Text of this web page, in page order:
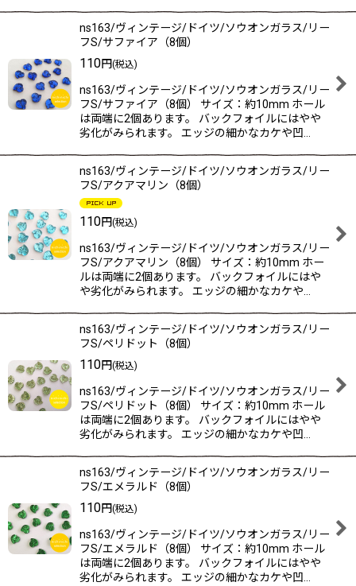
ns163/ヴィンテージ/ドイツ/ソウオンガラス/リー
フS/サファイア（8個）
110円(税込)
ns163/ヴィンテージ/ドイツ/ソウオンガラス/リー
フS/サファイア（8個） サイズ：約10mm ホール
は両端に2個あります。 バックフォイルにはやや
劣化がみられます。 エッジの細かなカケや凹…
ns163/ヴィンテージ/ドイツ/ソウオンガラス/リー
フS/アクアマリン（8個）
110円(税込)
ns163/ヴィンテージ/ドイツ/ソウオンガラス/リー
フS/アクアマリン（8個） サイズ：約10mm ホー
ルは両端に2個あります。 バックフォイルにはや
や劣化がみられます。 エッジの細かなカケや…
ns163/ヴィンテージ/ドイツ/ソウオンガラス/リー
フS/ペリドット（8個）
110円(税込)
ns163/ヴィンテージ/ドイツ/ソウオンガラス/リー
フS/ペリドット（8個） サイズ：約10mm ホール
は両端に2個あります。 バックフォイルにはやや
劣化がみられます。 エッジの細かなカケや凹…
ns163/ヴィンテージ/ドイツ/ソウオンガラス/リー
フS/エメラルド（8個）
110円(税込)
ns163/ヴィンテージ/ドイツ/ソウオンガラス/リー
フS/エメラルド（8個） サイズ：約10mm ホール
は両端に2個あります。 バックフォイルにはやや
劣化がみられます。 エッジの細かなカケや凹…